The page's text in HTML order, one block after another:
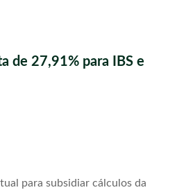
de 27,91% para IBS e
para subsidiar cálculos da